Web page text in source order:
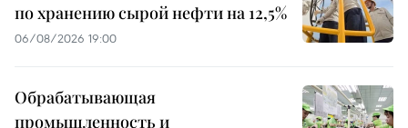
по хранению сырой нефти на 12,5%
06/08/2026 19:00
Обрабатывающая
промышленность и